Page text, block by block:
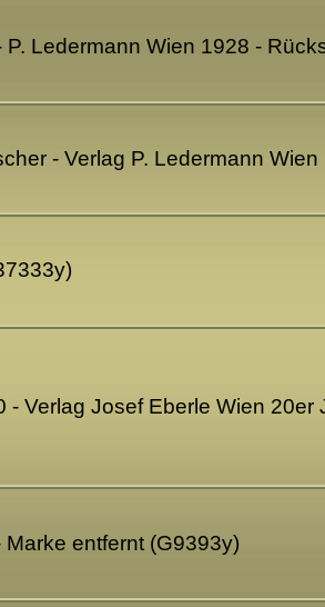
Ledermann Wien 1928 -
- Verlag P. Ledermann Wien
Verlag Josef Eberle Wien 20er
entfernt (G9393y)